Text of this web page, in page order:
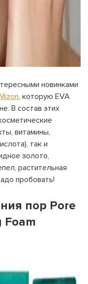
новинками
, которую EVA
В состав этих
витамины,
так и
золото,
растительная
пробовать!
пор Pore
Foam